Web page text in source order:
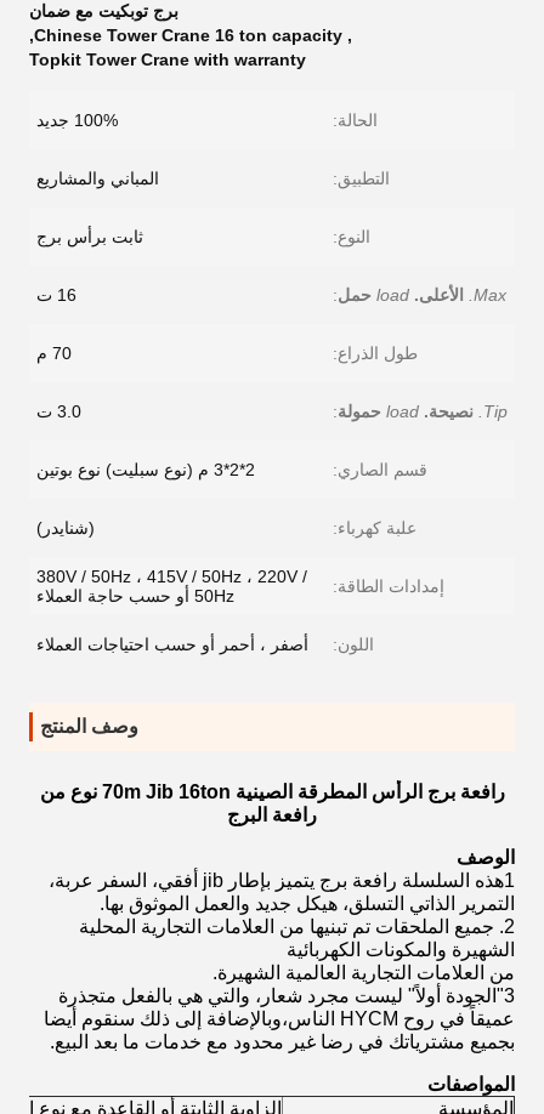
برج توبكيت مع ضمان
,
Chinese Tower Crane 16 ton capacity
,
Topkit Tower Crane with warranty
الحالة: 100% جديد
التطبيق: المباني والمشاريع
النوع: ثابت برأس برج
Max. الأعلى. load حمل: 16 ت
طول الذراع: 70 م
Tip. نصيحة. load حمولة: 3.0 ت
قسم الصاري: 2*2*3 م (نوع سبليت) نوع بوتين
علبة كهرباء: (شنايدر)
إمدادات الطاقة:
380V / 50Hz ، 415V / 50Hz ، 220V /
50Hz أو حسب حاجة العملاء
اللون: أصفر ، أحمر أو حسب احتياجات العملاء
وصف المنتج
رافعة برج الرأس المطرقة الصينية 70m Jib 16ton نوع من
رافعة البرج
الوصف
1هذه السلسلة رافعة برج يتميز بإطار jib أفقي، السفر عربة،
التمرير الذاتي التسلق، هيكل جديد والعمل الموثوق بها.
2. جميع الملحقات تم تبنيها من العلامات التجارية المحلية
الشهيرة والمكونات الكهربائية
من العلامات التجارية العالمية الشهيرة.
3"الجودة أولاً" ليست مجرد شعار، والتي هي بالفعل متجذرة
عميقاً في روح HYCM الناس،وبالإضافة إلى ذلك سنقوم أيضا
بجميع مشترياتك في رضا غير محدود مع خدمات ما بعد البيع.
المواصفات
المؤسسة
الزاوية الثابتة أو القاعدة مع نوع